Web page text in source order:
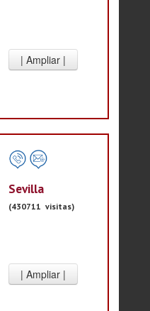
Sevilla
(430711 visitas)